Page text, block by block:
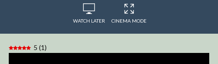
WATCH LATER CINEMA MODE
5 (1)